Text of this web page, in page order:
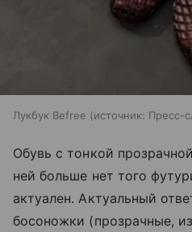
Лукбук Befree источник: Пресс-
Обувь с тонкой
ней больше нет того
актуален. Актуальный
босоножки (прозрачные,